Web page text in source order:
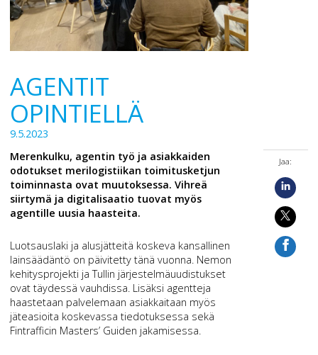
AGENTIT
OPINTIELLÄ
9.5.2023
Merenkulku, agentin työ ja asiakkaiden
odotukset merilogistiikan toimitusketjun
toiminnasta ovat muutoksessa. Vihreä
siirtymä ja digitalisaatio tuovat myös
agentille uusia haasteita.
Luotsauslaki ja alusjätteitä koskeva kansallinen
lainsäädäntö on päivitetty tänä vuonna. Nemon
kehitysprojekti ja Tullin järjestelmäuudistukset
ovat täydessä vauhdissa. Lisäksi agentteja
haastetaan palvelemaan asiakkaitaan myös
jäteasioita koskevassa tiedotuksessa sekä
Fintrafficin Masters’ Guiden jakamisessa.
Jaa: